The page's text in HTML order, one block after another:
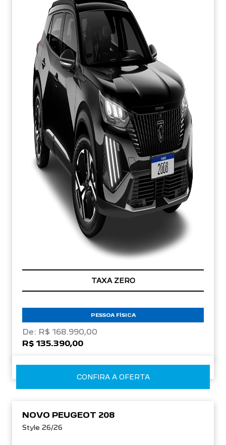
TAXA ZERO
PESSOA FÍSICA
De: R$ 168.990,00
R$ 135.390,00
CONFIRA A OFERTA
NOVO PEUGEOT 208
Style 26/26